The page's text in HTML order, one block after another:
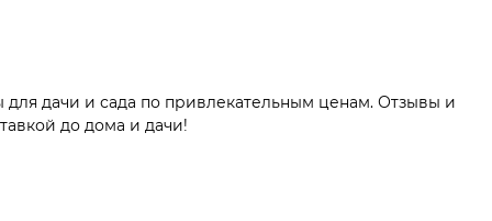
дачи и сада по привлекательным ценам. Отзывы и
до дома и дачи!